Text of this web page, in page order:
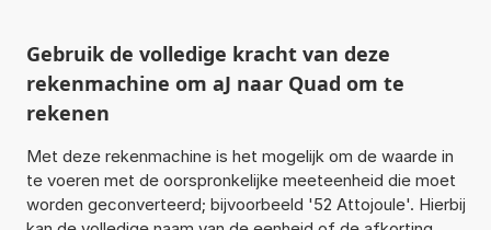
Gebruik de volledige kracht van deze
rekenmachine om aJ naar Quad om te
rekenen
Met deze rekenmachine is het mogelijk om de waarde in
te voeren met de oorspronkelijke meeteenheid die moet
worden geconverteerd; bijvoorbeeld '52 Attojoule'. Hierbij